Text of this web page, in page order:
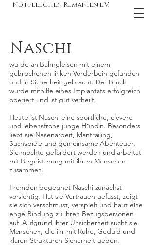
Notfellchen Rumänien e.V.
Naschi
wurde an Bahngleisen mit einem
gebrochenen linken Vorderbein gefunden
und in Sicherheit gebracht. Der Bruch
wurde mithilfe eines Implantats erfolgreich
operiert und ist gut verheilt.
Heute ist Naschi eine sportliche, clevere
und lebensfrohe junge Hündin. Besonders
liebt sie Nasenarbeit, Mantrailing,
Suchspiele und gemeinsame Abenteuer.
Sie möchte gefördert werden und arbeitet
mit Begeisterung mit ihren Menschen
zusammen.
Fremden begegnet Naschi zunächst
vorsichtig. Hat sie Vertrauen gefasst, zeigt
sie sich verschmust, verspielt und baut eine
enge Bindung zu ihren Bezugspersonen
auf. Aufgrund ihrer Unsicherheit sucht sie
Menschen, die ihr mit Ruhe, Geduld und
klaren Strukturen Sicherheit geben.